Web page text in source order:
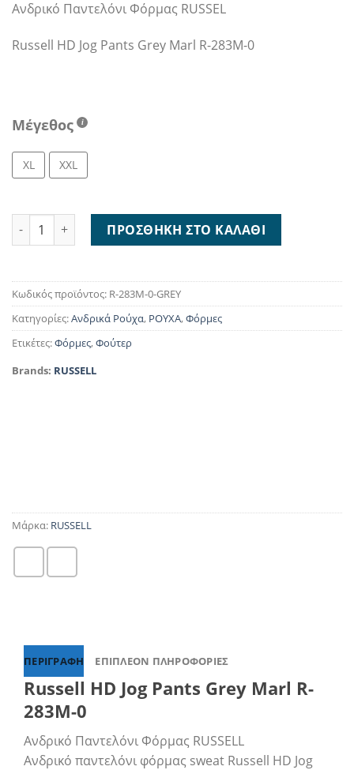
was:
34,95 €.
τιμή
είναι:
15,00 €.
Ανδρικό Παντελόνι Φόρμας RUSSEL
Russell HD Jog Pants Grey Marl R-283M-0
Μέγεθος
XL XXL
Russell HD Jog Pants Grey Marl R-283M-0 ποσότητα
ΠΡΟΣΘΉΚΗ ΣΤΟ ΚΑΛΆΘΙ
Κωδικός προϊόντος: R-283M-0-GREY
Κατηγορίες:Ανδρικά Ρούχα, ΡΟΥΧΑ,Φόρμες
Ετικέτες:Φόρμες,Φούτερ
Brands: RUSSELL
Μάρκα: RUSSELL
ΠΕΡΙΓΡΑΦΉ ΕΠΙΠΛΈΟΝ ΠΛΗΡΟΦΟΡΊΕΣ
Russell HD Jog Pants Grey Marl R-
283M-0
Ανδρικό Παντελόνι Φόρμας RUSSELL
Ανδρικό παντελόνι φόρμας sweat Russell HD Jog